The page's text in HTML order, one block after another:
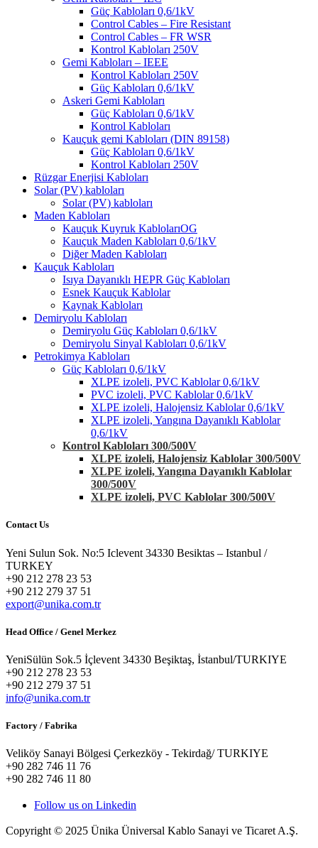
Güç Kabloları 0,6/1kV
Control Cables – Fire Resistant
Control Cables – FR WSR
Kontrol Kabloları 250V
Gemi Kabloları – IEEE
Kontrol Kabloları 250V
Güç Kabloları 0,6/1kV
Askeri Gemi Kabloları
Güç Kabloları 0,6/1kV
Kontrol Kabloları
Kauçuk gemi Kabloları (DIN 89158)
Güç Kabloları 0,6/1kV
Kontrol Kabloları 250V
Rüzgar Enerjisi Kabloları
Solar (PV) kabloları
Solar (PV) kabloları
Maden Kabloları
Kauçuk Kuyruk KablolarıOG
Kauçuk Maden Kabloları 0,6/1kV
Diğer Maden Kabloları
Kauçuk Kabloları
Isıya Dayanıklı HEPR Güç Kabloları
Esnek Kauçuk Kablolar
Kaynak Kabloları
Demiryolu Kabloları
Demiryolu Güç Kabloları 0,6/1kV
Demiryolu Sinyal Kabloları 0,6/1kV
Petrokimya Kabloları
Güç Kabloları 0,6/1kV
XLPE izoleli, PVC Kablolar 0,6/1kV
PVC izoleli, PVC Kablolar 0,6/1kV
XLPE izoleli, Halojensiz Kablolar 0,6/1kV
XLPE izoleli, Yangına Dayanıklı Kablolar
0,6/1kV
Kontrol Kabloları 300/500V
XLPE izoleli, Halojensiz Kablolar 300/500V
XLPE izoleli, Yangına Dayanıklı Kablolar
300/500V
XLPE izoleli, PVC Kablolar 300/500V
Contact Us
Yeni Sulun Sok. No:5 Iclevent 34330 Besiktas – Istanbul /
TURKEY
+90 212 278 23 53
+90 212 279 37 51
export@unika.com.tr
Head Office / Genel Merkez
YeniSülün Sok.5 İçlevent 34330 Beşiktaş, İstanbul/TURKIYE
+90 212 278 23 53
+90 212 279 37 51
info@unika.com.tr
Factory / Fabrika
Veliköy Sanayi Bölgesi Çerkezköy - Tekirdağ/ TURKIYE
+90 282 746 11 76
+90 282 746 11 80
Follow us on Linkedin
Copyright © 2025 Ünika Üniversal Kablo Sanayi ve Ticaret A.Ş.